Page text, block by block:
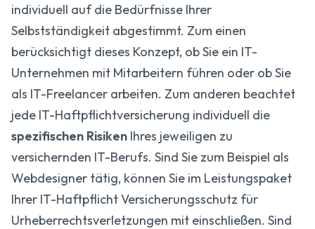
individuell auf die Bedürfnisse Ihrer
Selbstständigkeit abgestimmt. Zum einen
berücksichtigt dieses Konzept, ob Sie ein IT-
Unternehmen mit Mitarbeitern führen oder ob Sie
als IT-Freelancer arbeiten. Zum anderen beachtet
jede IT-Haftpflichtversicherung individuell die
spezifischen Risiken Ihres jeweiligen zu
versichernden IT-Berufs. Sind Sie zum Beispiel als
Webdesigner tätig, können Sie im Leistungs­paket
Ihrer IT-Haftpflicht Versicherungsschutz für
Urheberrechtsverletzungen mit einschließen. Sind